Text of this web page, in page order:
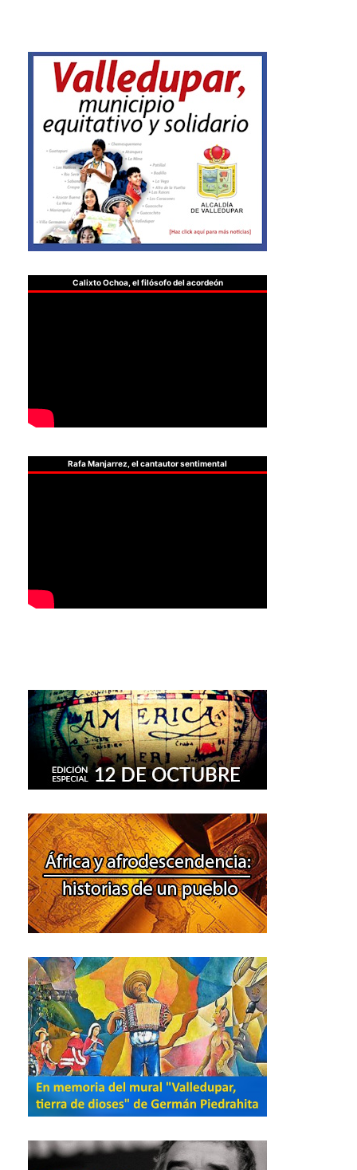
Calixto Ochoa, el filósofo del acordeón
Rafa Manjarrez, el cantautor sentimental